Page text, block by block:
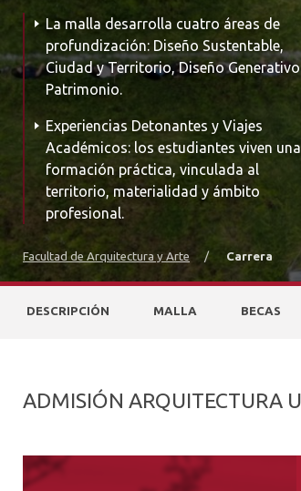
La malla desarrolla cuatro áreas de
profundización: Diseño Sustentable,
Ciudad y Territorio, Diseño
Patrimonio.
Experiencias Detonantes y Viajes
Académicos: los estudiantes viven una
formación práctica, vinculada al
territorio, materialidad y ámbito
profesional.
Facultad de Arquitectura y Arte / Carrera
DESCRIPCIÓN MALLA BECAS
ADMISIÓN ARQUITECTURA